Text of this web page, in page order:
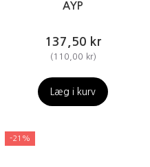
AYP
137,50 kr
(110,00 kr)
Læg i kurv
-21%